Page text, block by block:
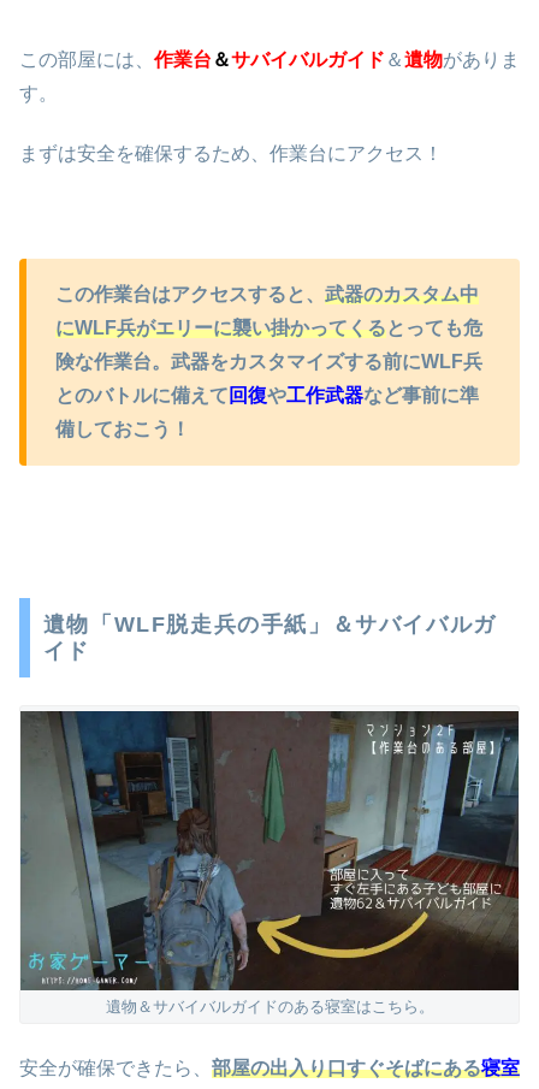
この部屋には、 作業台 ＆サバイバルガイド ＆遺物がありま
す。
まずは安全を確保するため、作業台にアクセス！
この作業台はアクセスすると、 武器のカスタム中
にWLF兵がエリーに襲い掛かってくるとっても危
険な作業台。武器をカスタマイズする前にWLF兵
とのバトルに備えて 回復や工作武器など事前に準
備しておこう！
遺物「WLF脱走兵の手紙」＆サバイバルガ
イド
遺物＆サバイバルガイドのある寝室はこちら。
安全が確保できたら、 部屋の出入り口すぐそばにある寝室